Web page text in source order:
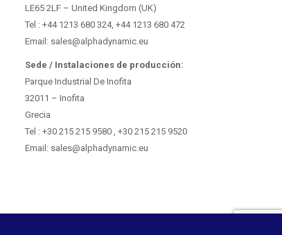
LE65 2LF – United Kingdom (UK)
Tel : +44 1213 680 324, +44 1213 680 472
Email: sales@alphadynamic.eu
Sede / Instalaciones de producción:
Parque Industrial De Inofita
32011 – Inofita
Grecia
Tel : +30 215 215 9580 , +30 215 215 9520
Email: sales@alphadynamic.eu